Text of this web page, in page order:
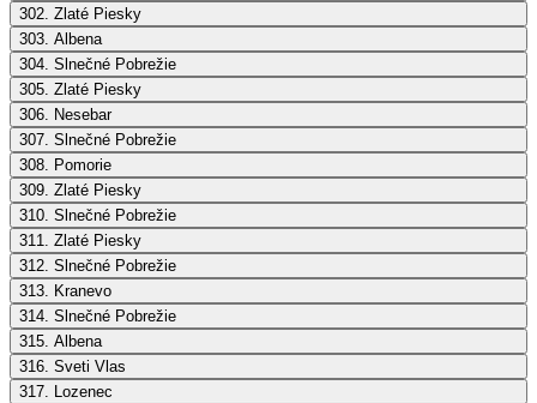
302. Zlaté Piesky
303. Albena
304. Slnečné Pobrežie
305. Zlaté Piesky
306. Nesebar
307. Slnečné Pobrežie
308. Pomorie
309. Zlaté Piesky
310. Slnečné Pobrežie
311. Zlaté Piesky
312. Slnečné Pobrežie
313. Kranevo
314. Slnečné Pobrežie
315. Albena
316. Sveti Vlas
317. Lozenec